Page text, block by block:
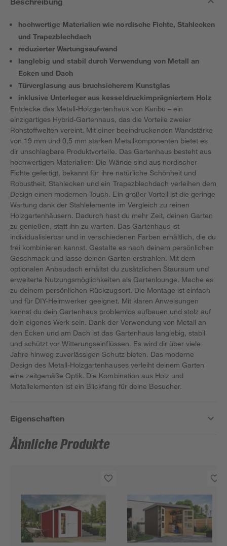
hochwertige Materialien wie nordische Fichte, Stahlecken
und Trapezblechdach
reduzierter Wartungsaufwand
langlebig und stabil durch Verwendung von Metall an
Ecken und Dach
Türverglasung aus bruchsicherem Kunstglas
inklusive Unterleger aus kesseldruckimprägniertem Holz
Entdecke das Metall-Holzgartenhaus von Karibu – ein
einzigartiges Hybrid-Gartenhaus, das die Vorteile zweier
Rohstoffwelten vereint. Mit einer beeindruckenden Wandstärke
von 19 mm und 0,5 mm starken Metallkomponenten bietet es
dir unschlagbare Produktvorteile. Das Gartenhaus besteht aus
hochwertigen Materialien: Die Wände sind aus nordischer
Fichte gefertigt, bekannt für ihre natürliche Schönheit und
Robustheit. Stahlecken und ein Trapezblechdach verleihen dem
Design einen modernen Touch. Ein großer Vorteil ist die geringe
Wartung dank der Stahlelemente im Vergleich zu reinen
Holzgartenhäusern. Dadurch hast du mehr Zeit, deinen Garten
zu genießen, statt ihn zu warten. Das Gartenhaus ist
individualisierbar und in verschiedenen Farben erhältlich, die du
frei kombinieren kannst. Gestalte es nach deinem persönlichen
Geschmack und lasse deinen Garten erstrahlen. Mit dem
optionalen Anbaudach erhältst du zusätzlichen Stauraum und
erweiterte Nutzungsmöglichkeiten als Gartenlounge. Mache es
zu deinem persönlichen Rückzugsort. Die Montage ist einfach
und für DIY-Heimwerker geeignet. Mit klaren Anweisungen
kannst du dein Gartenhaus problemlos aufbauen und stolz auf
dein eigenes Werk sein. Dank der Verwendung von Metall an
den Ecken und am Dach ist das Gartenhaus langlebig, stabil
und schützt vor Witterungseinflüssen. Es wird dir über viele
Jahre hinweg zuverlässigen Schutz bieten. Das moderne
Design des Metall-Holzgartenhauses verleiht deinem Garten
eine zeitgemäße Optik. Die Kombination aus Holz und
Metallelementen ist ein Blickfang für deine Besucher.
Eigenschaften
Ähnliche Produkte